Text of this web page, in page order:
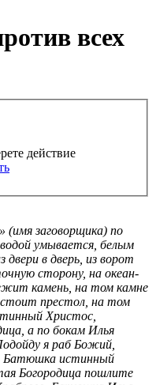
всех
действие
заговорщика) по
умывается, белым
в дверь, из ворот
сторону, на океан-
камень, на том камне
стоит престол, на том
Христос,
а по бокам Илья
я раб Божий,
Батюшка истинный
Богородица пошлите